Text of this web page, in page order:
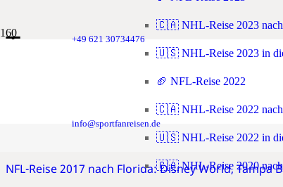
+49 621 30734476
info@sportfanreisen.de
🇨🇦 NHL-Reise 2023 nach
🇺🇸 NHL-Reise 2023 in
🏈 NFL-Reise 2022
🇨🇦 NHL-Reise 2022 nach
🇺🇸 NHL-Reise 2022 in
🇨🇦 NHL-Reise 2020 nach
Tampa
NHL Stadium Series Reise 2025 nach Florida,
NFL-Reise 2017 nach Florida: Disney World, Tampa